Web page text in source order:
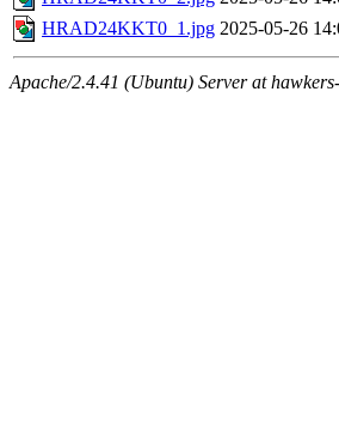
HRAD24KKT0_1.jpg 2025-05-26
Apache/2.4.41 (Ubuntu) Server at